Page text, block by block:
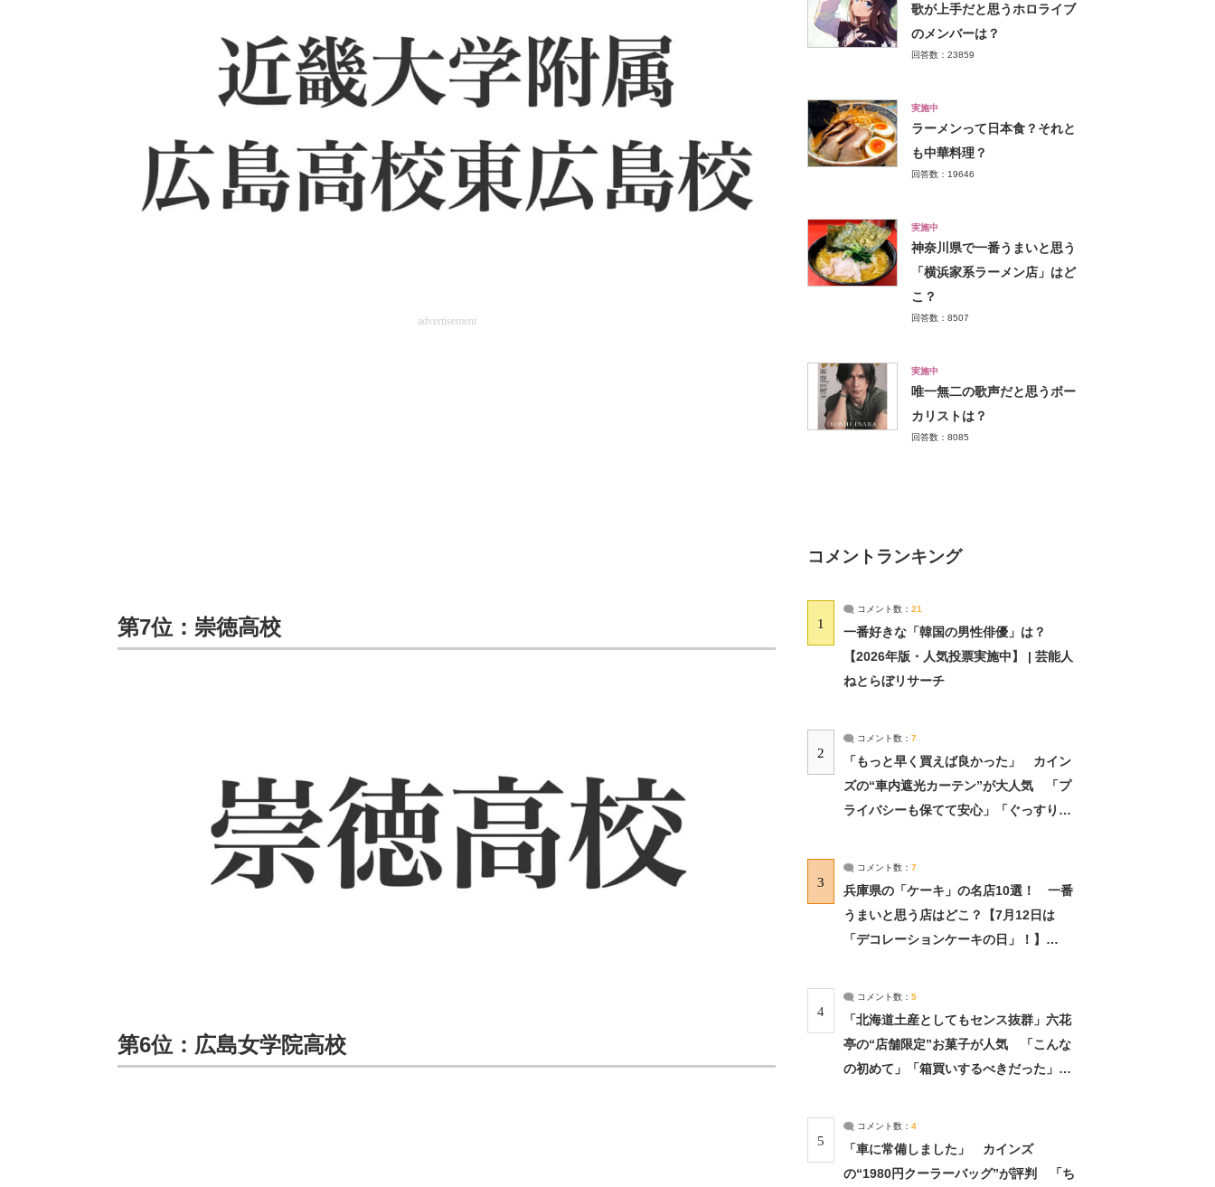
advertisement
第7位：崇徳高校
第6位：広島女学院高校
歌が上手だと思うホロライブ
のメンバーは？
回答数：23859
実施中
ラーメンって日本食？それと
も中華料理？
回答数：19646
実施中
神奈川県で一番うまいと思う
「横浜家系ラーメン店」はど
こ？
回答数：8507
実施中
唯一無二の歌声だと思うボー
カリストは？
回答数：8085
コメントランキング
1
コメント数： 21
一番好きな「韓国の男性俳優」は？
【2026年版・人気投票実施中】 | 芸能人
ねとらぼリサーチ
2
コメント数： 7
「もっと早く買えば良かった」 カイン
ズの“車内遮光カーテン”が大人気 「プ
ライバシーも保てて安心」「ぐっすり眠
3
コメント数： 7
兵庫県の「ケーキ」の名店10選！ 一番
うまいと思う店はどこ？【7月12日は
「デコレーションケーキの日」！】
4
コメント数： 5
「北海道土産としてもセンス抜群」六花
亭の“店舗限定”お菓子が人気 「こんな
の初めて」「箱買いするべきだった」
5
コメント数： 4
「車に常備しました」 カインズ
の“1980円クーラーバッグ”が評判 「ち